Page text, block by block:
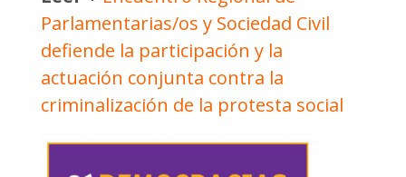
Parlamentarias/os y Sociedad Civil
defiende la participación y la
actuación conjunta contra la
criminalización de la protesta social